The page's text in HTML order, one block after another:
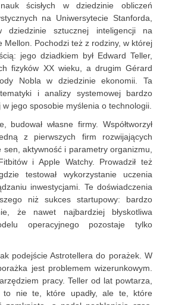
ścisłych w dziedzinie obliczeń
na Uniwersytecie Stanforda,
sztucznej inteligencji na
Mellon. Pochodzi też z rodziny, w której
jego dziadkiem był Edward Teller,
fizyków XX wieku, a drugim Gérard
Nobla w dziedzinie ekonomii. Ta
i analizy systemowej bardzo
jego sposobie myślenia o technologii.
budował własne firmy. Współtworzył
z pierwszych firm rozwijających
aktywność i parametry organizmu,
i Apple Watchy. Prowadził też
testował wykorzystanie uczenia
inwestycjami. Te doświadczenia
niż sukces startupowy: bardzo
że nawet najbardziej błyskotliwa
operacyjnego pozostaje tylko
podejście Astrotellera do porażek. W
jest problemem wizerunkowym.
pracy. Teller od lat powtarza,
to nie te, które upadły, ale te, które